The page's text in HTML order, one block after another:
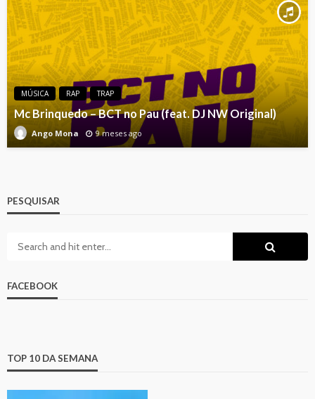
MÚSICA RAP TRAP
Mc Brinquedo – BCT no Pau (feat. DJ NW Original)
Ango Mona 9 meses ago
PESQUISAR
FACEBOOK
TOP 10 DA SEMANA